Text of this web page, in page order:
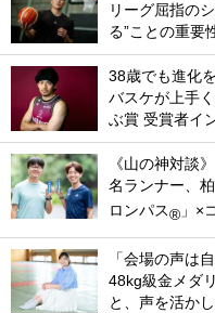
リーグ屈指の
る”ことの重要
38歳でも進化
バスケが上手
ぶ賞 受賞者イ
《山の神対談
名ランナー、
ロンパス® 」×
「会場の声は
48kg級金メダ
と、声を活か